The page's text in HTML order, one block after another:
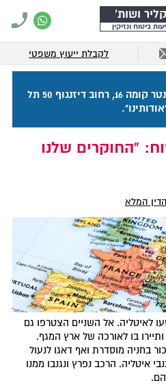
ושות'
ביטוח ונזיקין
לקבלת ייעוץ משפטי
כתובתנו: מגדל על דיזנגוף סנטר קומה 16, רחוב דיזנגוף 50 תל
"החוקרים שלנו
המלא
לאיטליה. אל השניים הצטרפו גם
בו לאורכה של ארץ המגף.
בחניה מוסדרת ואף דאגו לנעול
איטליה. הרכב נפרץ ונגנבו ממנו